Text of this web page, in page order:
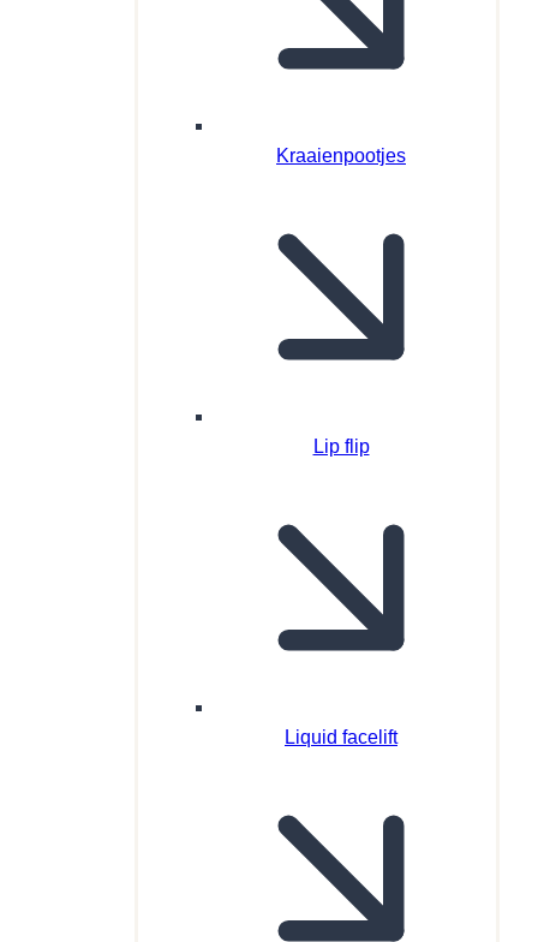
Kraaienpootjes
Lip flip
Liquid facelift